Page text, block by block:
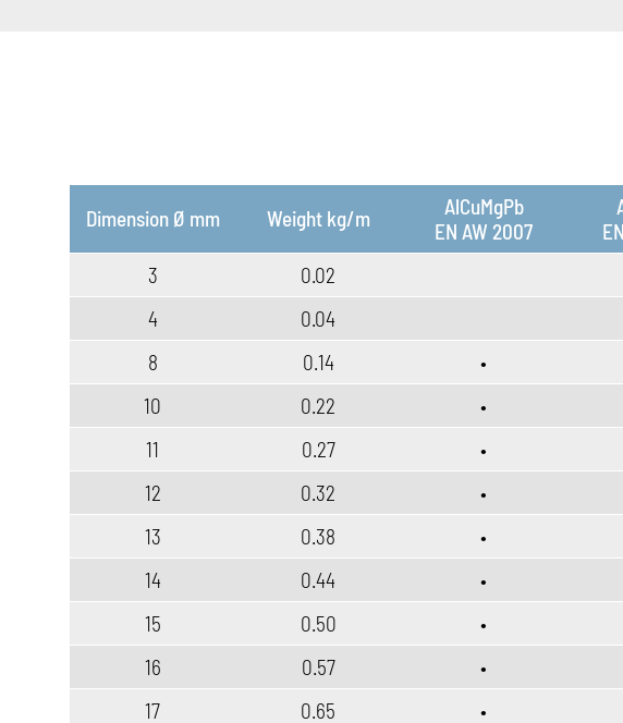
Dimension Ø mm Weight kg/m
AlCuMgPb
EN AW 2007
3
0.02
4
0.04
8
0.14 •
10
0.22 •
11
0.27
•
12
0.32 •
13
0.38
•
14
0.44 •
15
0.50 •
16
0.57 •
17
0.65 •